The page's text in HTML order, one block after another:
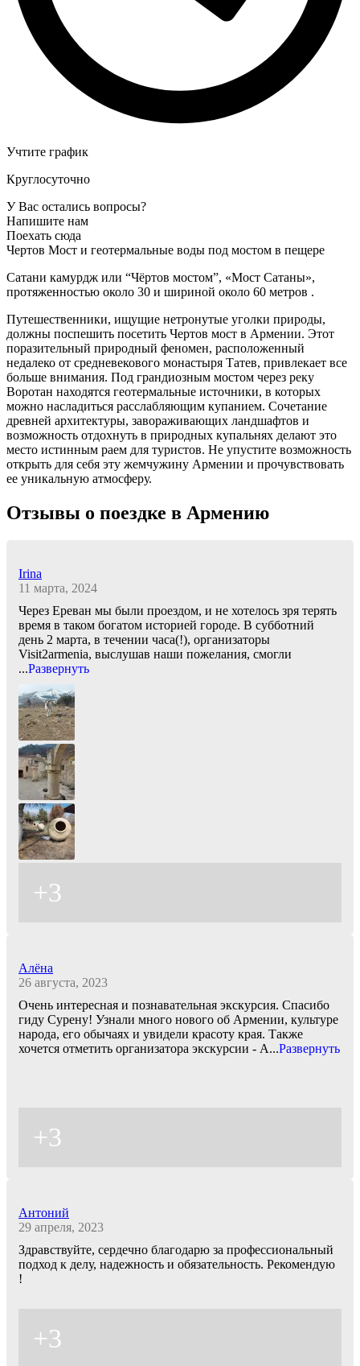
Учтите график
Круглосуточно
У Вас остались вопросы?
Напишите нам
Поехать сюда
Чертов Мост и геотермальные воды под мостом в пещере
Сатани камурдж или “Чёртов мостом”, «Мост Сатаны»,
протяженностью около 30 и шириной около 60 метров .
Путешественники, ищущие нетронутые уголки природы,
должны поспешить посетить Чертов мост в Армении. Этот
поразительный природный феномен, расположенный
недалеко от средневекового монастыря Татев, привлекает все
больше внимания. Под грандиозным мостом через реку
Воротан находятся геотермальные источники, в которых
можно насладиться расслабляющим купанием. Сочетание
древней архитектуры, завораживающих ландшафтов и
возможность отдохнуть в природных купальнях делают это
место истинным раем для туристов. Не упустите возможность
открыть для себя эту жемчужину Армении и прочувствовать
ее уникальную атмосферу.
Отзывы о поездке в Армению
Irina
11 марта, 2024
Через Ереван мы были проездом, и не хотелось зря терять
время в таком богатом историей городе. В субботний
день 2 марта, в течении часа(!), организаторы
Visit2armenia, выслушав наши пожелания, смогли
...Развернуть
+3
Алёна
26 августа, 2023
Очень интересная и познавательная экскурсия. Спасибо
гиду Сурену! Узнали много нового об Армении, культуре
народа, его обычаях и увидели красоту края. Также
хочется отметить организатора экскурсии - А...Развернуть
+3
Антоний
29 апреля, 2023
Здравствуйте, сердечно благодарю за профессиональный
подход к делу, надежность и обязательность. Рекомендую
!
+3